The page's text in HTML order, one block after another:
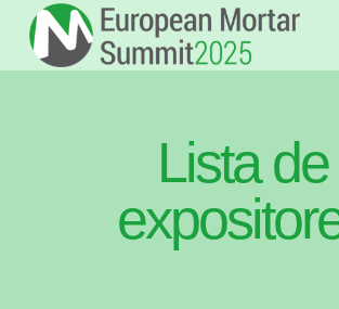
Lista de